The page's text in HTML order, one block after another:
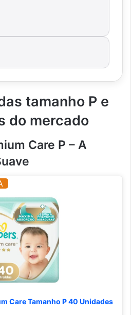
tamanho P e
do mercado
Care P – A
Care Tamanho P 40 Unidades